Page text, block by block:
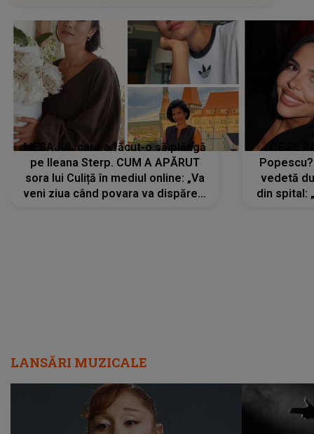
MESAJUL care a făcut-o să plângă
pe Ileana Sterp. CUM A APĂRUT
sora lui Culiță în mediul online: „Va
veni ziua când povara va dispărea,
vedetă
din spital:
LANSĂRI MUZICALE